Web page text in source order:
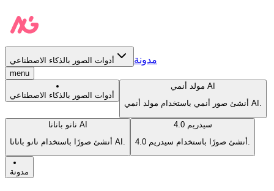
أدوات الصور بالذكاء الاصطناعي مدونة
menu
أدوات الصور بالذكاء الاصطناعي
مولد أنمي AI
أنشئ صور أنمي باستخدام مولد أنمي AI.
نانو بانانا AI
أنشئ صورًا باستخدام نانو بانانا AI.
سيدريم 4.0
مدونة